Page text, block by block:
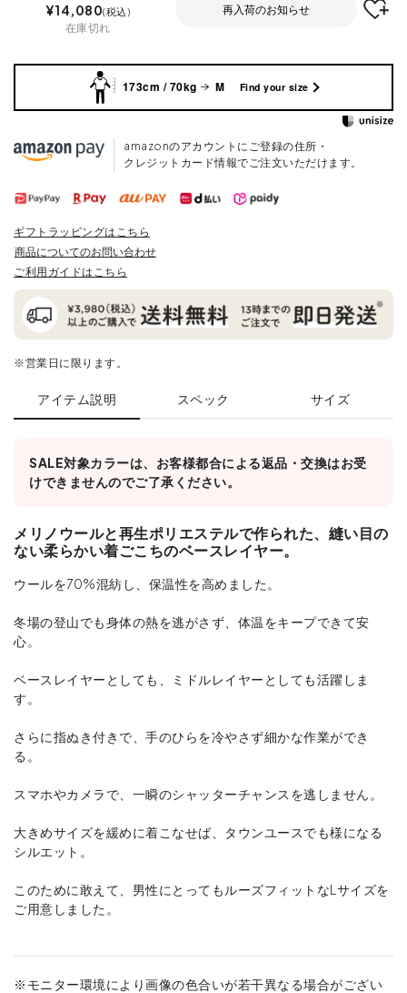
¥14,080 税込
在庫切れ
再入荷のお知らせ
173cm / 70kg M Find your size
amazonのアカウントにご登録の住所・
クレジットカード情報でご注文いただけます。
ギフトラッピングはこちら
商品についてのお問い合わせ
ご利用ガイドはこちら
※営業日に限ります。
アイテム説明 スペック サイズ
SALE対象カラーは、お客様都合による返品・交換はお受
けできませんのでご了承ください。
メリノウールと再生ポリエステルで作られた、縫い目の
ない柔らかい着ごこちのベースレイヤー。
ウールを70%混紡し、保温性を高めました。
冬場の登山でも身体の熱を逃がさず、体温をキープできて安
心。
ベースレイヤーとしても、ミドルレイヤーとしても活躍しま
す。
さらに指ぬき付きで、手のひらを冷やさず細かな作業ができ
る。
スマホやカメラで、一瞬のシャッターチャンスを逃しません。
大きめサイズを緩めに着こなせば、タウンユースでも様になる
シルエット。
このために敢えて、男性にとってもルーズフィットなLサイズを
ご用意しました。
※モニター環境により画像の色合いが若干異なる場合がござい